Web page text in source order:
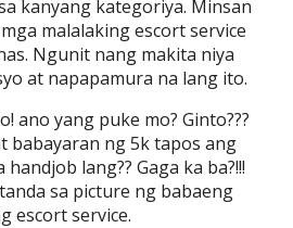
kanyang kategoriya. Minsan
malalaking escort service
Ngunit nang makita niya
at napapamura na lang ito.
ano yang puke mo? Ginto???
babayaran ng 5k tapos ang
lang?? Gaga ka ba?!!!
sa picture ng babaeng
escort service.